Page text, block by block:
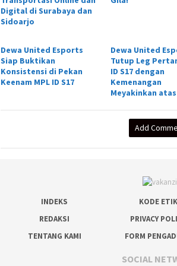
Digital di Surabaya dan
Sidoarjo
Dewa United Esports
Siap Buktikan
Konsistensi di Pekan
Keenam MPL ID S17
Dewa United
Tutup Leg
ID S17 dengan
Kemenangan
Meyakinkan atas
Add
INDEKS KODE ETIK
REDAKSI
PRIVACY
TENTANG KAMI
FORM
SOCIAL